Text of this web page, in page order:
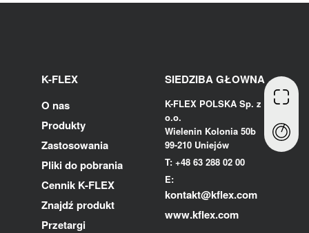
K-FLEX
O nas
Produkty
Zastosowania
Pliki do pobrania
Cennik K-FLEX
Znajdź produkt
Przetargi
SIEDZIBA GŁOWNA
K-FLEX POLSKA Sp. z
o.o.
Wielenin Kolonia 50b
99-210 Uniejów
T: +48 63 288 02 00
E:
kontakt@kflex.com
www.kflex.com